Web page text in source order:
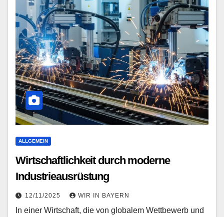
ALLGEMEIN
Wirtschaftlichkeit durch moderne
Industrieausrüstung
12/11/2025 WIR IN BAYERN
In einer Wirtschaft, die von globalem Wettbewerb und